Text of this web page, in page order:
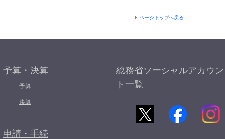
ページトップへ戻る
予算・決算
予算
決算
申請・手続
総務省ソーシャルアカウン
ト一覧